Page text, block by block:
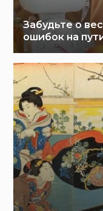
Забудьте о
ошибок на